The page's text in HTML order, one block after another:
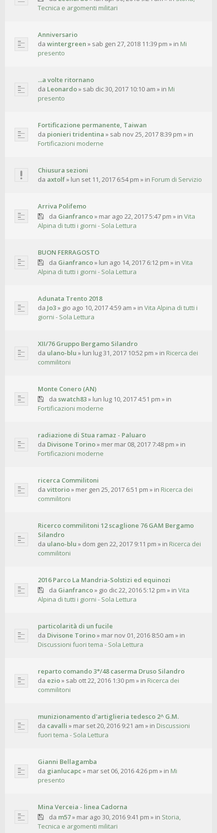
Tecnica e argomenti militari
Anniversario
da wintergreen » sab gen 27, 2018 11:39 pm » in Mi
presento
...a volte ritornano
da Leonardo» sab dic 30, 2017 10:10 am » in Mi
presento
Fortificazione permanente, Taiwan
da pionieri tridentina » sab nov 25, 2017 8:39 pm » in
Fortificazioni moderne
Chiusura sezioni
da axtolf» lun set 11, 2017 6:54 pm » in Forum di Servizio
Arriva Polifemo
da Gianfranco» mar ago 22, 2017 5:47 pm » in Vita
Alpina di tutti i giorni - Sola Lettura
BUON FERRAGOSTO
da Gianfranco» lun ago 14, 2017 6:12 pm » in Vita
Alpina di tutti i giorni - Sola Lettura
Adunata Trento 2018
da Jo3» gio ago 10, 2017 4:59 am » in Vita Alpina di tutti i
giorni - Sola Lettura
XII/76 Gruppo Bergamo Silandro
da ulano-blu » lun lug 31, 2017 10:52 pm » in Ricerca dei
commilitoni
Monte Conero (AN)
da swatch83» lun lug 10, 2017 4:51 pm » in
Fortificazioni moderne
radiazione di Stua ramaz - Paluaro
da Divisone Torino» mer mar 08, 2017 7:48 pm » in
Fortificazioni moderne
ricerca Commilitoni
da vittorio» mer gen 25, 2017 6:51 pm » in Ricerca dei
commilitoni
Ricerco commilitoni 12 scaglione 76 GAM Bergamo
Silandro
da ulano-blu » dom gen 22, 2017 9:11 pm » in Ricerca dei
commilitoni
2016 Parco La Mandria-Solstizi ed equinozi
da Gianfranco» gio dic 22, 2016 5:12 pm » in Vita
Alpina di tutti i giorni - Sola Lettura
particolarità di un fucile
da Divisone Torino» mar nov 01, 2016 8:50 am » in
Discussioni fuori tema - Sola Lettura
reparto comando 3°/48 caserma Druso Silandro
da ezio» sab ott 22, 2016 1:30 pm » in Ricerca dei
commilitoni
munizionamento d'artiglieria tedesco 2^ G.M.
da cavalli » mar set 20, 2016 9:21 am » in Discussioni
fuori tema - Sola Lettura
Gianni Bellagamba
da gianlucapc » mar set 06, 2016 4:26 pm » in Mi
presento
Mina Verceia - linea Cadorna
da m57» mar ago 30, 2016 9:41 pm » in Storia,
Tecnica e argomenti militari